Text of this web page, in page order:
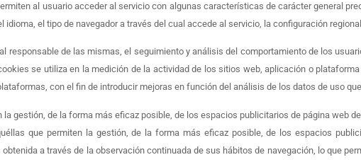
al usuario acceder al servicio con algunas características de carácter general
el tipo de navegador a través del cual accede al servicio, la configuración
responsable de las mismas, el seguimiento y análisis del comportamiento de los
se utiliza en la medición de la actividad de los sitios web, aplicación o
con el fin de introducir mejoras en función del análisis de los datos de uso
la gestión, de la forma más eficaz posible, de los espacios publicitarios de página web
que permiten la gestión, de la forma más eficaz posible, de los espacios
a través de la observación continuada de sus hábitos de navegación, lo que